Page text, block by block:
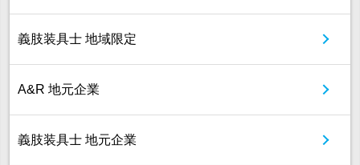
義肢装具士 地域限定
A&R 地元企業
義肢装具士 地元企業